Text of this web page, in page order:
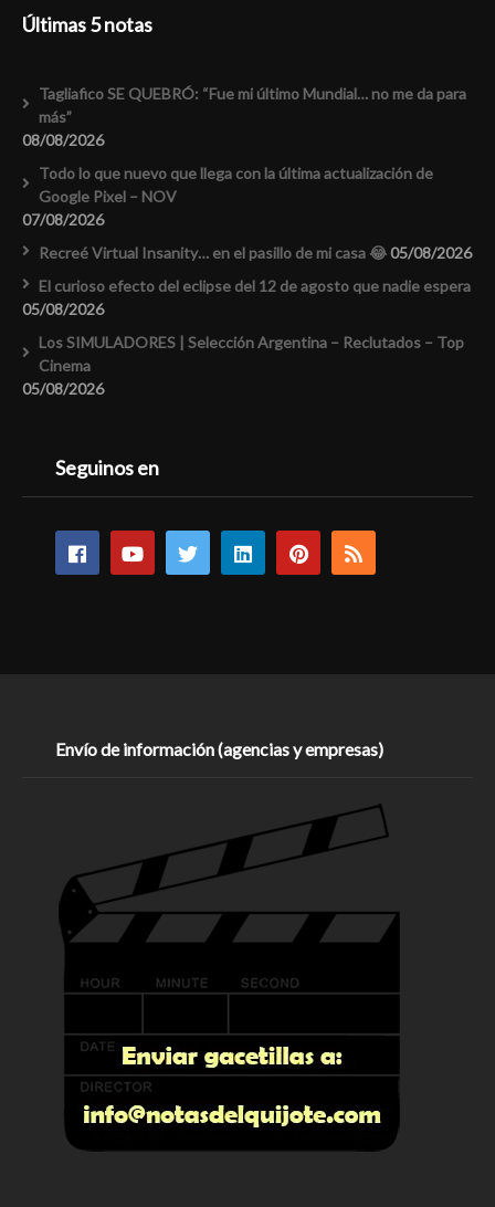
Últimas 5 notas
Tagliafico SE QUEBRÓ: “Fue mi último Mundial… no me da para
más”
08/08/2026
Todo lo que nuevo que llega con la última actualización de
Google Pixel – NOV
07/08/2026
Recreé Virtual Insanity… en el pasillo de mi casa 😂05/08/2026
El curioso efecto del eclipse del 12 de agosto que nadie espera
05/08/2026
Los SIMULADORES | Selección Argentina – Reclutados – Top
Cinema
05/08/2026
Seguinos en
Envío de información (agencias y empresas)